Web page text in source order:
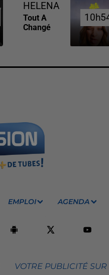
HELENA
Tout A
Changé
EMPLOI AGENDA
VOTRE PUBLICITÉ